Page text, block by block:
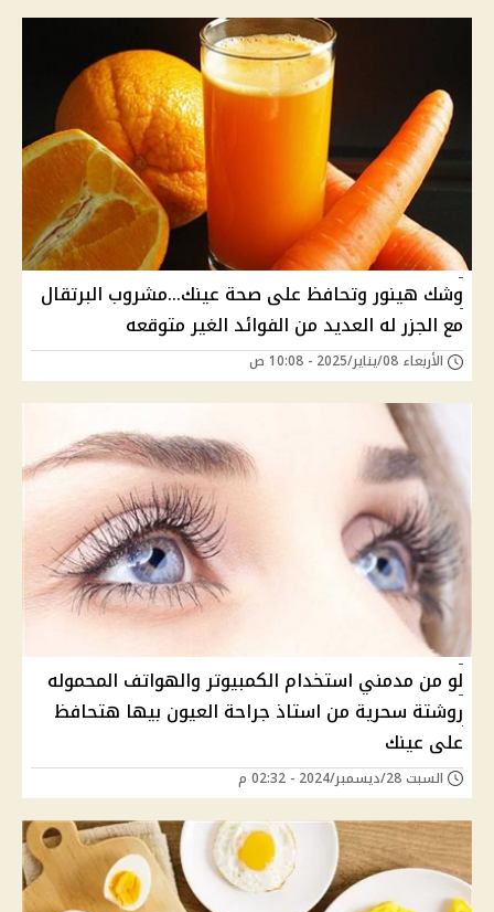
وشك هينور وتحافظ على صحة عينك...مشروب البرتقال
مع الجزر له العديد من الفوائد الغير متوقعه
الأربعاء 08/يناير/2025 - 10:08 ص
لو من مدمني استخدام الكمبيوتر والهواتف المحموله
روشتة سحرية من استاذ جراحة العيون بيها هتحافظ
على عينك
السبت 28/ديسمبر/2024 - 02:32 م